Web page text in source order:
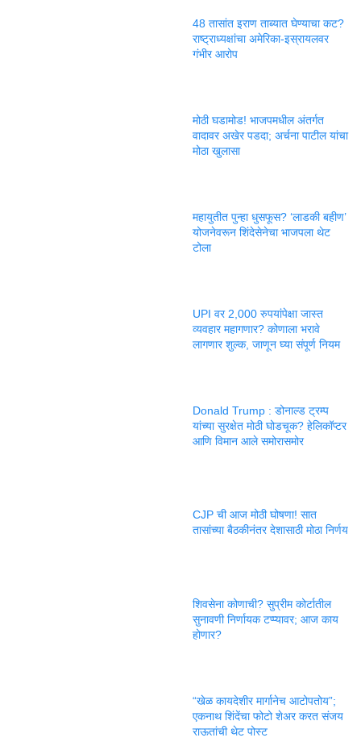
48 तासांत इराण ताब्यात घेण्याचा कट?
राष्ट्राध्यक्षांचा अमेरिका-इस्रायलवर
गंभीर आरोप
मोठी घडामोड! भाजपमधील अंतर्गत
वादावर अखेर पडदा; अर्चना पाटील यांचा
मोठा खुलासा
महायुतीत पुन्हा धुसफूस? ‘लाडकी बहीण’
योजनेवरून शिंदेसेनेचा भाजपला थेट
टोला
UPI वर 2,000 रुपयांपेक्षा जास्त
व्यवहार महागणार? कोणाला भरावे
लागणार शुल्क, जाणून घ्या संपूर्ण नियम
Donald Trump : डोनाल्ड ट्रम्प
यांच्या सुरक्षेत मोठी घोडचूक? हेलिकॉप्टर
आणि विमान आले समोरासमोर
CJP ची आज मोठी घोषणा! सात
तासांच्या बैठकीनंतर देशासाठी मोठा निर्णय
शिवसेना कोणाची? सुप्रीम कोर्टातील
सुनावणी निर्णायक टप्प्यावर; आज काय
होणार?
“खेळ कायदेशीर मार्गानेच आटोपतोय”;
एकनाथ शिंदेंचा फोटो शेअर करत संजय
राऊतांची थेट पोस्ट